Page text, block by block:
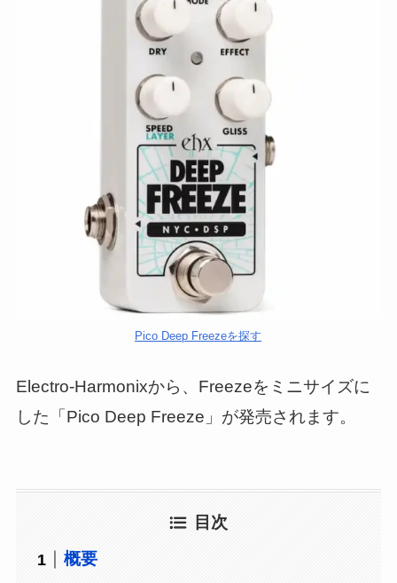
Pico Deep Freezeを探す
Electro-Harmonixから、Freezeをミニサイズに
した「Pico Deep Freeze」が発売されます。
目次
概要